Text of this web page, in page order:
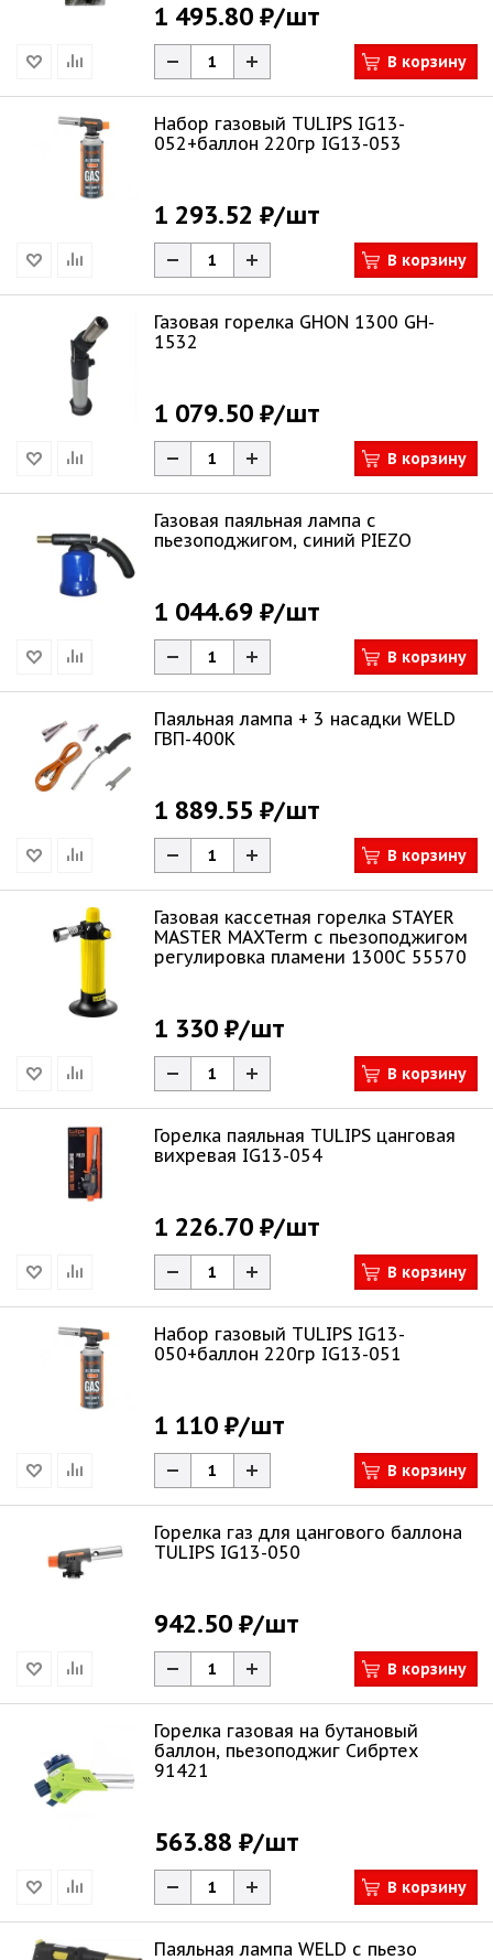
1 495.80 ₽/шт
В корзину
Набор газовый TULIPS IG13-
052+баллон 220гр IG13-053
1 293.52 ₽/шт
В корзину
Газовая горелка GHON 1300 GH-
1532
1 079.50 ₽/шт
В корзину
Газовая паяльная лампа с
пьезоподжигом, синий PIEZO
1 044.69 ₽/шт
В корзину
Паяльная лампа + 3 насадки WELD
ГВП-400К
1 889.55 ₽/шт
В корзину
Газовая кассетная горелка STAYER
MASTER MAXTerm с пьезоподжигом
регулировка пламени 1300С 55570
1 330 ₽/шт
В корзину
Горелка паяльная TULIPS цанговая
вихревая IG13-054
1 226.70 ₽/шт
В корзину
Набор газовый TULIPS IG13-
050+баллон 220гр IG13-051
1 110 ₽/шт
В корзину
Горелка газ для цангового баллона
TULIPS IG13-050
942.50 ₽/шт
В корзину
Горелка газовая на бутановый
баллон, пьезоподжиг Сибртех
91421
563.88 ₽/шт
В корзину
Паяльная лампа WELD с пьезо